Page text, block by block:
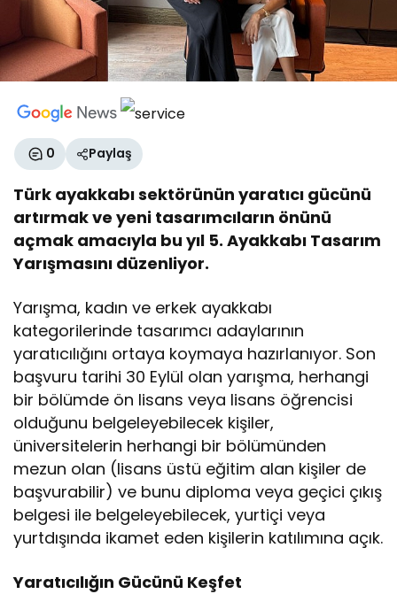
0 Paylaş
Türk ayakkabı sektörünün yaratıcı gücünü
artırmak ve yeni tasarımcıların önünü
açmak amacıyla bu yıl 5. Ayakkabı Tasarım
Yarışmasını düzenliyor.
Yarışma, kadın ve erkek ayakkabı
kategorilerinde tasarımcı adaylarının
yaratıcılığını ortaya koymaya hazırlanıyor. Son
başvuru tarihi 30 Eylül olan yarışma, herhangi
bir bölümde ön lisans veya lisans öğrencisi
olduğunu belgeleyebilecek kişiler,
üniversitelerin herhangi bir bölümünden
mezun olan (lisans üstü eğitim alan kişiler de
başvurabilir) ve bunu diploma veya geçici çıkış
belgesi ile belgeleyebilecek, yurtiçi veya
yurtdışında ikamet eden kişilerin katılımına açık.
Yaratıcılığın Gücünü Keşfet